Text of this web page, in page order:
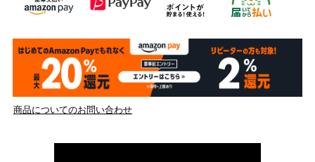
商品についてのお問い合わせ